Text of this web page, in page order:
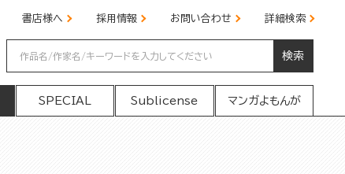
書店様へ 採用情報 お問い合わせ 詳細検索
検索
SPECIAL Sublicense マンガよもんが